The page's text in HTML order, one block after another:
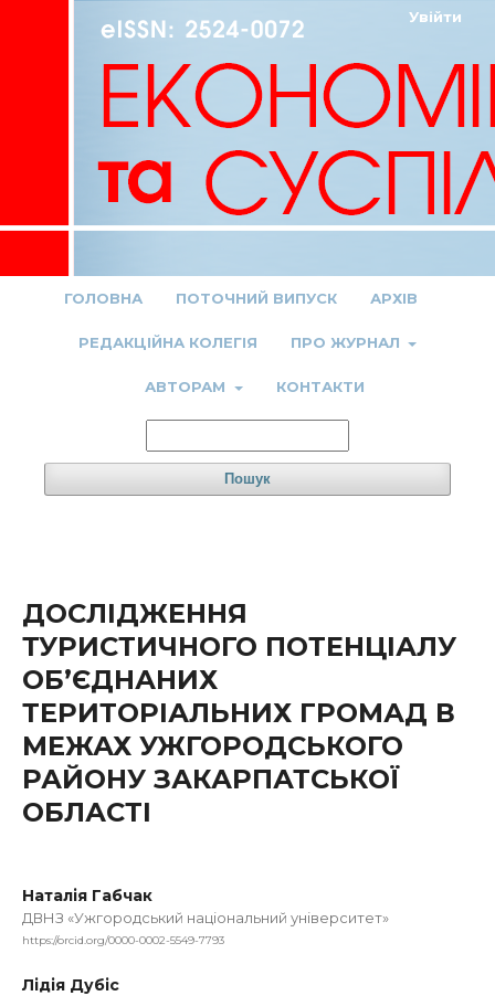
ГОЛОВНА ПОТОЧНИЙ ВИПУСК АРХІВ
РЕДАКЦІЙНА КОЛЕГІЯ ПРО ЖУРНАЛ
АВТОРАМ КОНТАКТИ
Пошук
Увійти
ДОСЛІДЖЕННЯ
ТУРИСТИЧНОГО ПОТЕНЦІАЛУ
ОБ’ЄДНАНИХ
ТЕРИТОРІАЛЬНИХ ГРОМАД В
МЕЖАХ УЖГОРОДСЬКОГО
РАЙОНУ ЗАКАРПАТСЬКОЇ
ОБЛАСТІ
Наталія Габчак
ДВНЗ «Ужгородський національний університет»
https://orcid.org/0000-0002-5549-7793
Лідія Дубіс